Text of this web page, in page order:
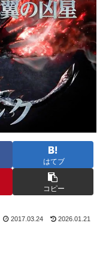
はてブ
コピー
2017.03.24 2026.01.21